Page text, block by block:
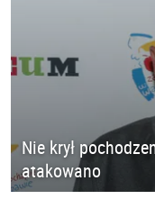
Nie krył
atakowano